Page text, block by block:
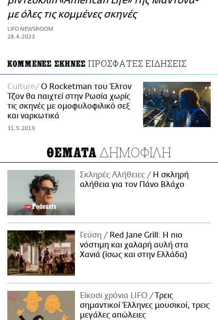
ΑΜΠΑ
PRINT
με όλες τις κομμένες σκηνές
LIFO NEWSROOM
28.4.2023
ΚΟΜΜΕΝΕΣ ΣΚΗΝΕΣ ΠΡΟΣΦΑΤΕΣ ΕΙΔΗΣΕΙΣ
Culture
O Rocketman του Έλτον
Τζον θα παιχτεί στην Ρωσία χωρίς
τις σκηνές με ομοφυλοφιλικό σεξ
και ναρκωτικά
31.5.2019
ΘΕΜΑΤΑ ΔΗΜΟΦΙΛΗ
Σκληρές Αλήθειες
H σκληρή
αλήθεια για τον Πάνο Βλάχο
Γεύση
Red Jane Grill: Η πιο
νόστιμη και χαλαρή αυλή στα
Χανιά (ίσως και στην Ελλάδα)
Είκοσι χρόνια LIFO
Tρεις
σημαντικοί Έλληνες μουσικοί, τρεις
μεγάλες απώλειες